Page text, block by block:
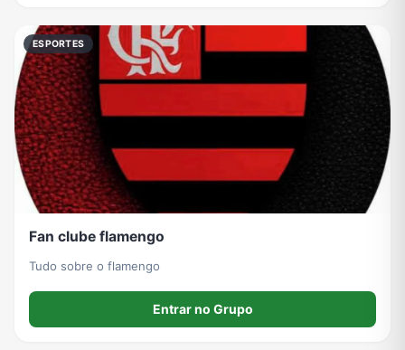
ESPORTES
Fan clube flamengo
Tudo sobre o flamengo
Entrar no Grupo